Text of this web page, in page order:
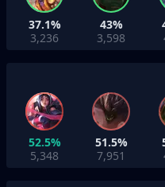
37.1%
3,236
43%
3,598
52.5%
5,348
51.5%
7,951